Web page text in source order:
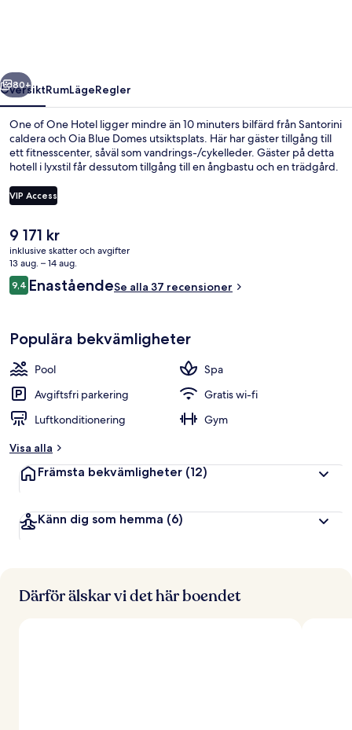
Nästa
80+
ÖversiktRumLägeRegler
One of One Hotel ligger mindre än 10 minuters bilfärd från Santorini
caldera och Oia Blue Domes utsiktsplats. Här har gäster tillgång till
ett fitnesscenter, såväl som vandrings-/cykelleder. Gäster på detta
hotell i lyxstil får dessutom tillgång till en ångbastu och en trädgård.
VIP Access
Det
nuvarande
priset
är
9 171 kr
9 171 kr
inklusive skatter och avgifter
13 aug. – 14 aug.
Recensioner
9,49,4 av 10,
EnaståendeSe alla 37 recensioner
Populära bekvämligheter
Pool
Spa
Avgiftsfri parkering
Gratis wi-fi
Luftkonditionering
Gym
Visa alla
Främsta bekvämligheter (12)
Känn dig som hemma (6)
Därför älskar vi det här boendet